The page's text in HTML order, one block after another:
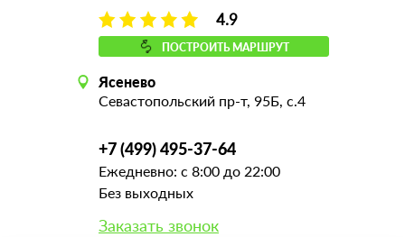
4.9
ПОСТРОИТЬ МАРШРУТ
Ясенево
Севастопольский пр-т, 95Б, с.4
+7 (499) 495-37-64
Ежедневно: с 8:00 до 22:00
Без выходных
Заказать звонок